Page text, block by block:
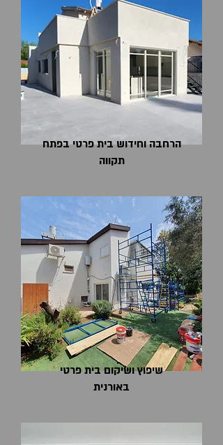
הרחבה וחידוש בית פרטי בפתח
תקווה
שיפוץ ושיקום בית פרטי
באורנית